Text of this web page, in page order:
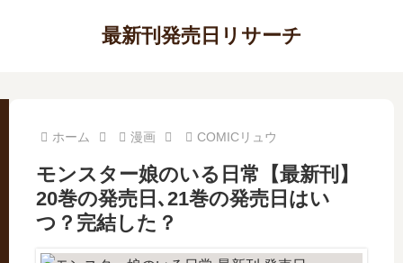
最新刊発売日リサーチ
ホーム 漫画 COMICリュウ
モンスター娘のいる日常【最新刊】
20巻の発売日､21巻の発売日はい
つ？完結した？